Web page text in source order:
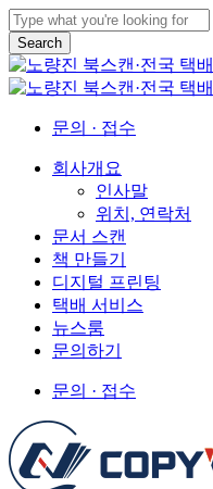
Skip
to
main
content
Search
Close
Search
문의 · 접수
Menu
회사개요
인사말
위치, 연락처
문서 스캔
책 만들기
디지털 프린팅
택배 서비스
뉴스룸
문의하기
문의 · 접수